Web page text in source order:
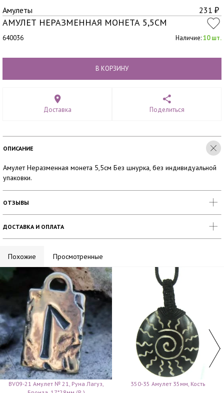
Амулеты 231 ₽
АМУЛЕТ НЕРАЗМЕННАЯ МОНЕТА 5,5СМ
640036 Наличие:10 шт.
В КОРЗИНУ
Доставка Поделиться
ОПИСАНИЕ
Амулет Неразменная монета 5,5см Без шнурка, без индивидуальной
упаковки.
ОТЗЫВЫ
ДОСТАВКА И ОПЛАТА
Похожие Просмотренные
BV09-21 Амулет № 21, Руна Лагуз,
350-35 Амулет 35мм, Кость